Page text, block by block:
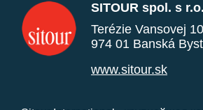
SITOUR spol. s r.o.
Terézie Vansovej 10
974 01 Banská
www.sitour.sk